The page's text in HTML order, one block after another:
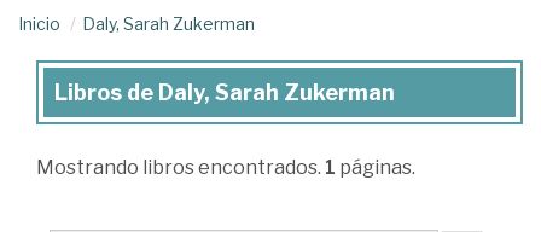
Inicio Daly, Sarah Zukerman
Libros
Daly,
Libros de Daly, Sarah Zukerman
Mostrando libros encontrados. 1 páginas.